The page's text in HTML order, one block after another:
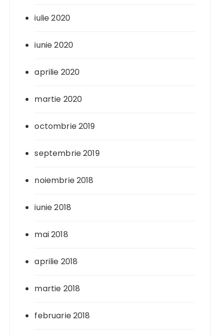
iulie 2020
iunie 2020
aprilie 2020
martie 2020
octombrie 2019
septembrie 2019
noiembrie 2018
iunie 2018
mai 2018
aprilie 2018
martie 2018
februarie 2018